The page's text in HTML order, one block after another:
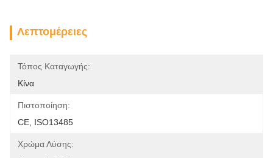
Λεπτομέρειες
Τόπος Καταγωγής:
Κίνα
Πιστοποίηση:
CE, ISO13485
Χρώμα Λύσης: